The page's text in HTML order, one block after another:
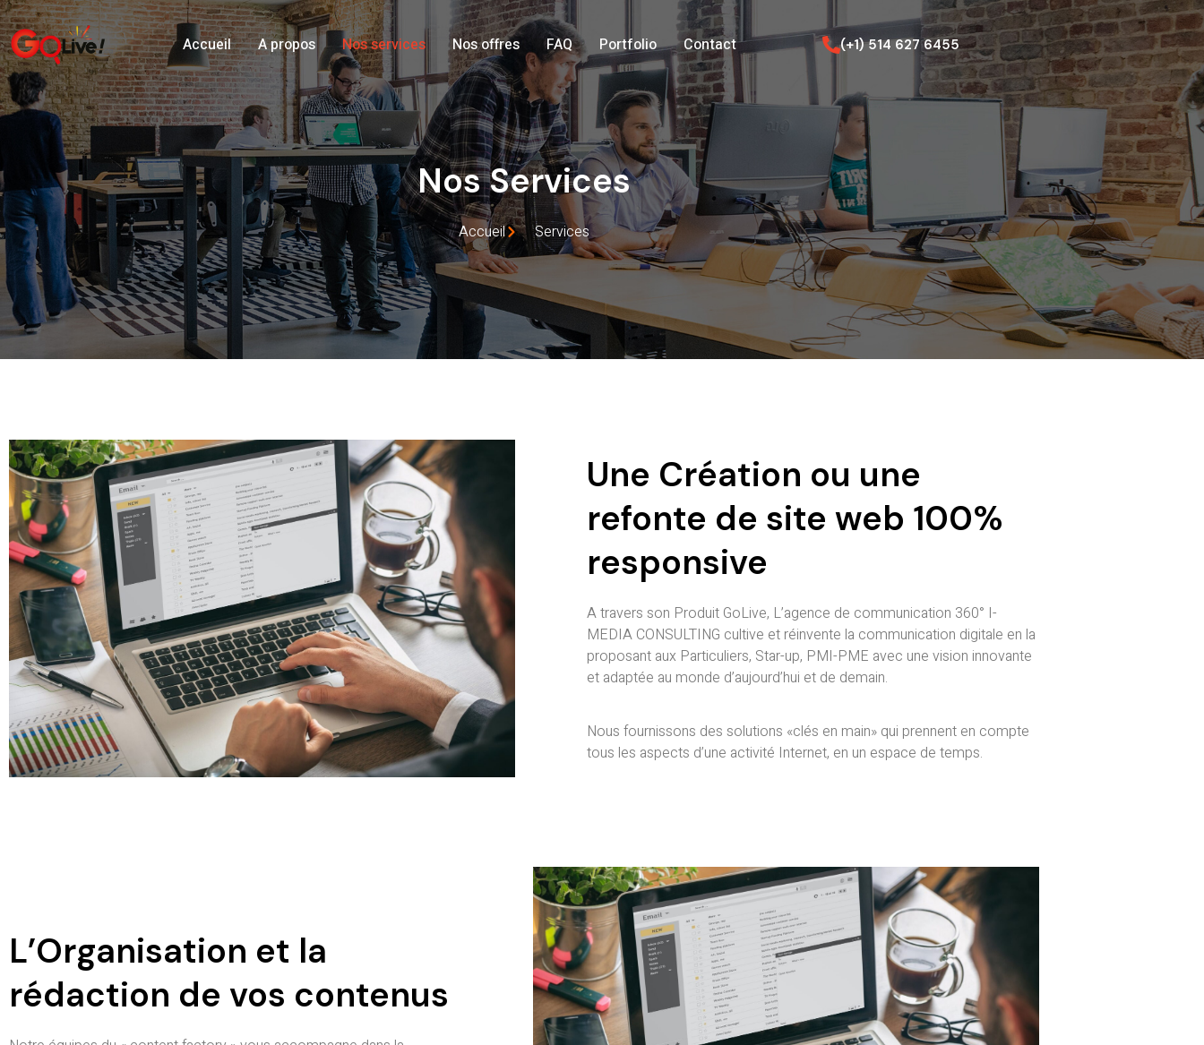
Accueil A propos Nos services Nos offres FAQ Portfolio Contact (+1) 514 627 6455
Nos Services
Accueil Services
Une Création ou une
refonte de site web 100%
responsive
A travers son Produit GoLive, L’agence de communication 360° I-
MEDIA CONSULTING cultive et réinvente la communication digitale en la
proposant aux Particuliers, Star-up, PMI-PME avec une vision innovante
et adaptée au monde d’aujourd’hui et de demain.
Nous fournissons des solutions «clés en main» qui prennent en compte
tous les aspects d’une activité Internet, en un espace de temps.
L’Organisation et la
rédaction de vos contenus